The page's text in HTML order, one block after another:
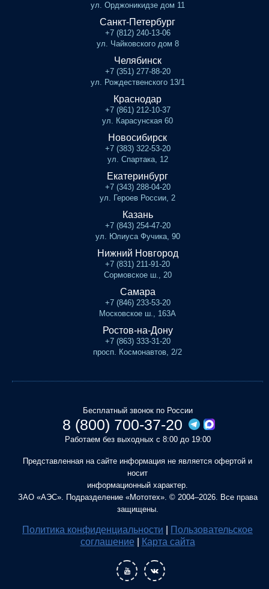
ул. Орджоникидзе дом 11
Санкт-Петербург
+7 (812) 240-13-06
ул. Чайковского дом 8
Челябинск
+7 (351) 277-88-20
ул. Рождественского 13/1
Краснодар
+7 (861) 212-10-37
ул. Карасунская 60
Новосибирск
+7 (383) 322-53-20
ул. Спартака, 12
Екатеринбург
+7 (343) 288-04-20
ул. Героев России, 2
Казань
+7 (843) 254-47-20
ул. Юлиуса Фучика, 90
Нижний Новгород
+7 (831) 211-91-20
Сормовское ш., 20
Самара
+7 (846) 233-53-20
Московское ш., 163А
Ростов-на-Дону
+7 (863) 333-31-20
просп. Космонавтов, 2/2
Бесплатный звонок по России
8 (800) 700-37-20
Работаем без выходных с 8:00 до 19:00
Представленная на сайте информация не является офертой и
носит
информационный характер.
ЗАО «АЭС». Подразделение «Мототех». © 2004–2026. Все права
защищены.
Политика конфиденциальности
Пользовательское
соглашение
Карта сайта